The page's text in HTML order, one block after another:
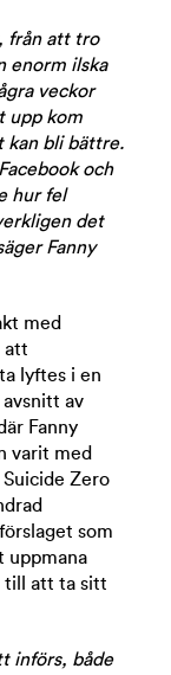
från att tro
enorm ilska
veckor
upp kom
kan bli bättre.
och
hur fel
det
Fanny
med
att
lyftes i en
av
Fanny
varit med
Zero
som
uppmana
till att ta sitt
införs, både